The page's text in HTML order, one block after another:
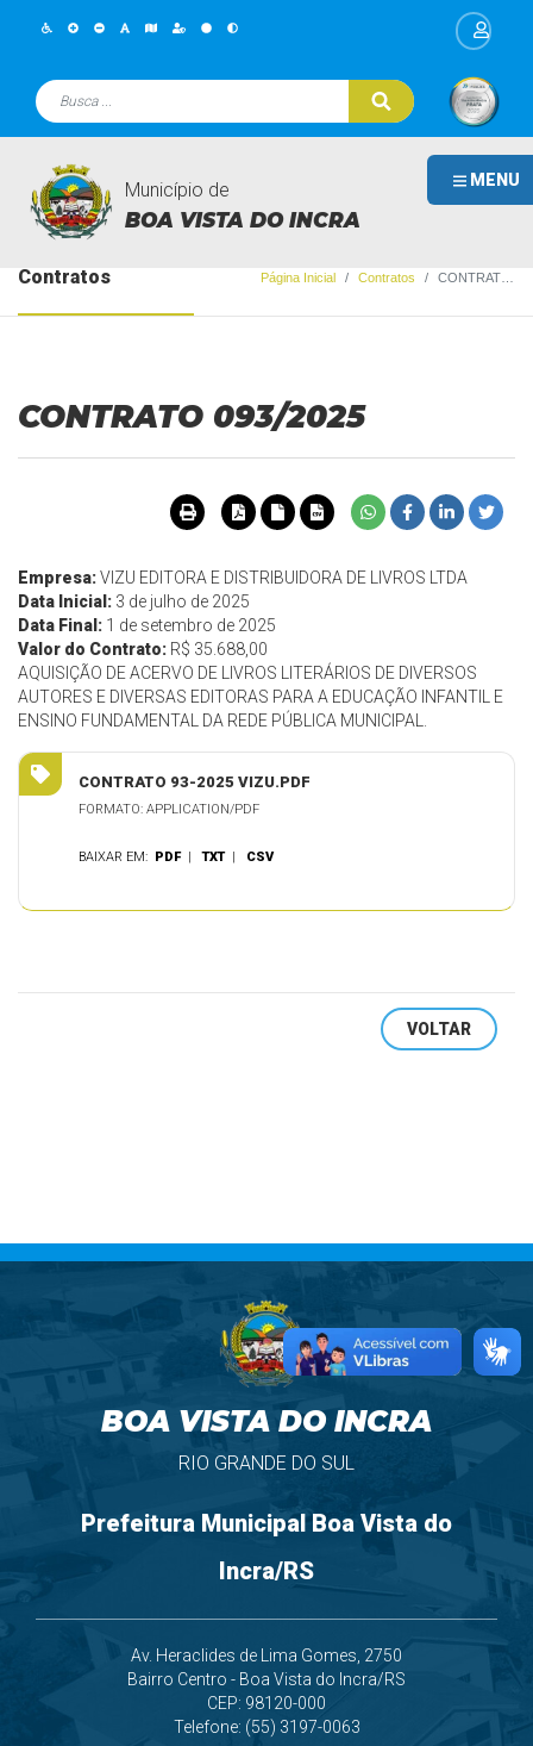
MENU
Município de
BOA VISTA DO INCRA
Contratos Página Inicial Contratos CONTRATO 093/2025
CONTRATO 093/2025
Empresa:VIZU EDITORA E DISTRIBUIDORA DE LIVROS LTDA
Data Inicial: 3 de julho de 2025
Data Final: 1 de setembro de 2025
Valor do Contrato: R$ 35.688,00
AQUISIÇÃO DE ACERVO DE LIVROS LITERÁRIOS DE DIVERSOS
AUTORES E DIVERSAS EDITORAS PARA A EDUCAÇÃO INFANTIL E
ENSINO FUNDAMENTAL DA REDE PÚBLICA MUNICIPAL.
CONTRATO 93-2025 VIZU.PDF
FORMATO: APPLICATION/PDF
BAIXAR EM: PDF |TXT | CSV
VOLTAR
BOA VISTA DO INCRA
RIO GRANDE DO SUL
Prefeitura Municipal Boa Vista do
Incra/RS
Av. Heraclides de Lima Gomes, 2750
Bairro Centro - Boa Vista do Incra/RS
CEP: 98120-000
Telefone: (55) 3197-0063